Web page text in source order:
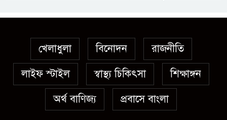
অস্ত্র উদ্ধারে ডেভিড ইমনসহ ৫
পুলিশ
সেনবাগে নতুন গ্যাস কূপের খনন
শুরু, মিলতে পারে দৈনিক ৫-৭
মিলিয়ন ঘনফুট গ্যাস
খেলাধুলা বিনোদন
রাজনীতি
লাইফ স্টাইল
স্বাস্থ্য চিকিৎসা
শিক্ষাঙ্গন
অর্থ বাণিজ্য
প্রবাসে বাংলা